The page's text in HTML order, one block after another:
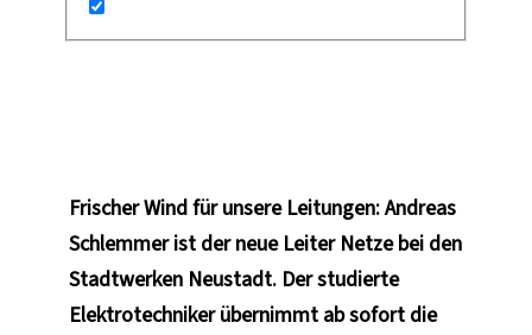
Frischer Wind für unsere Leitungen: Andreas
Schlemmer ist der neue Leiter Netze bei den
Stadtwerken Neustadt. Der studierte
Elektrotechniker übernimmt ab sofort die